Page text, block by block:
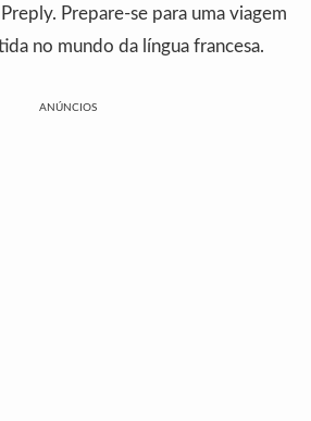
Prepare-se para uma viagem
no mundo da língua francesa.
ANÚNCIOS